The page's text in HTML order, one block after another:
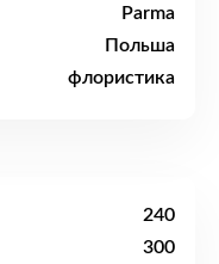
Parma
Польша
флористика
240
300